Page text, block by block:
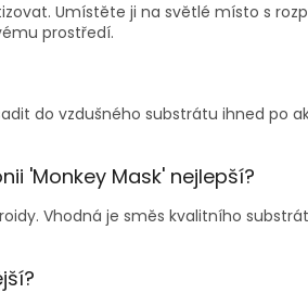
Umístěte ji na světlé místo s
prostředí.
do vzdušného substrátu ihned po
'Monkey Mask' nejlepší?
Vhodná je směs kvalitního